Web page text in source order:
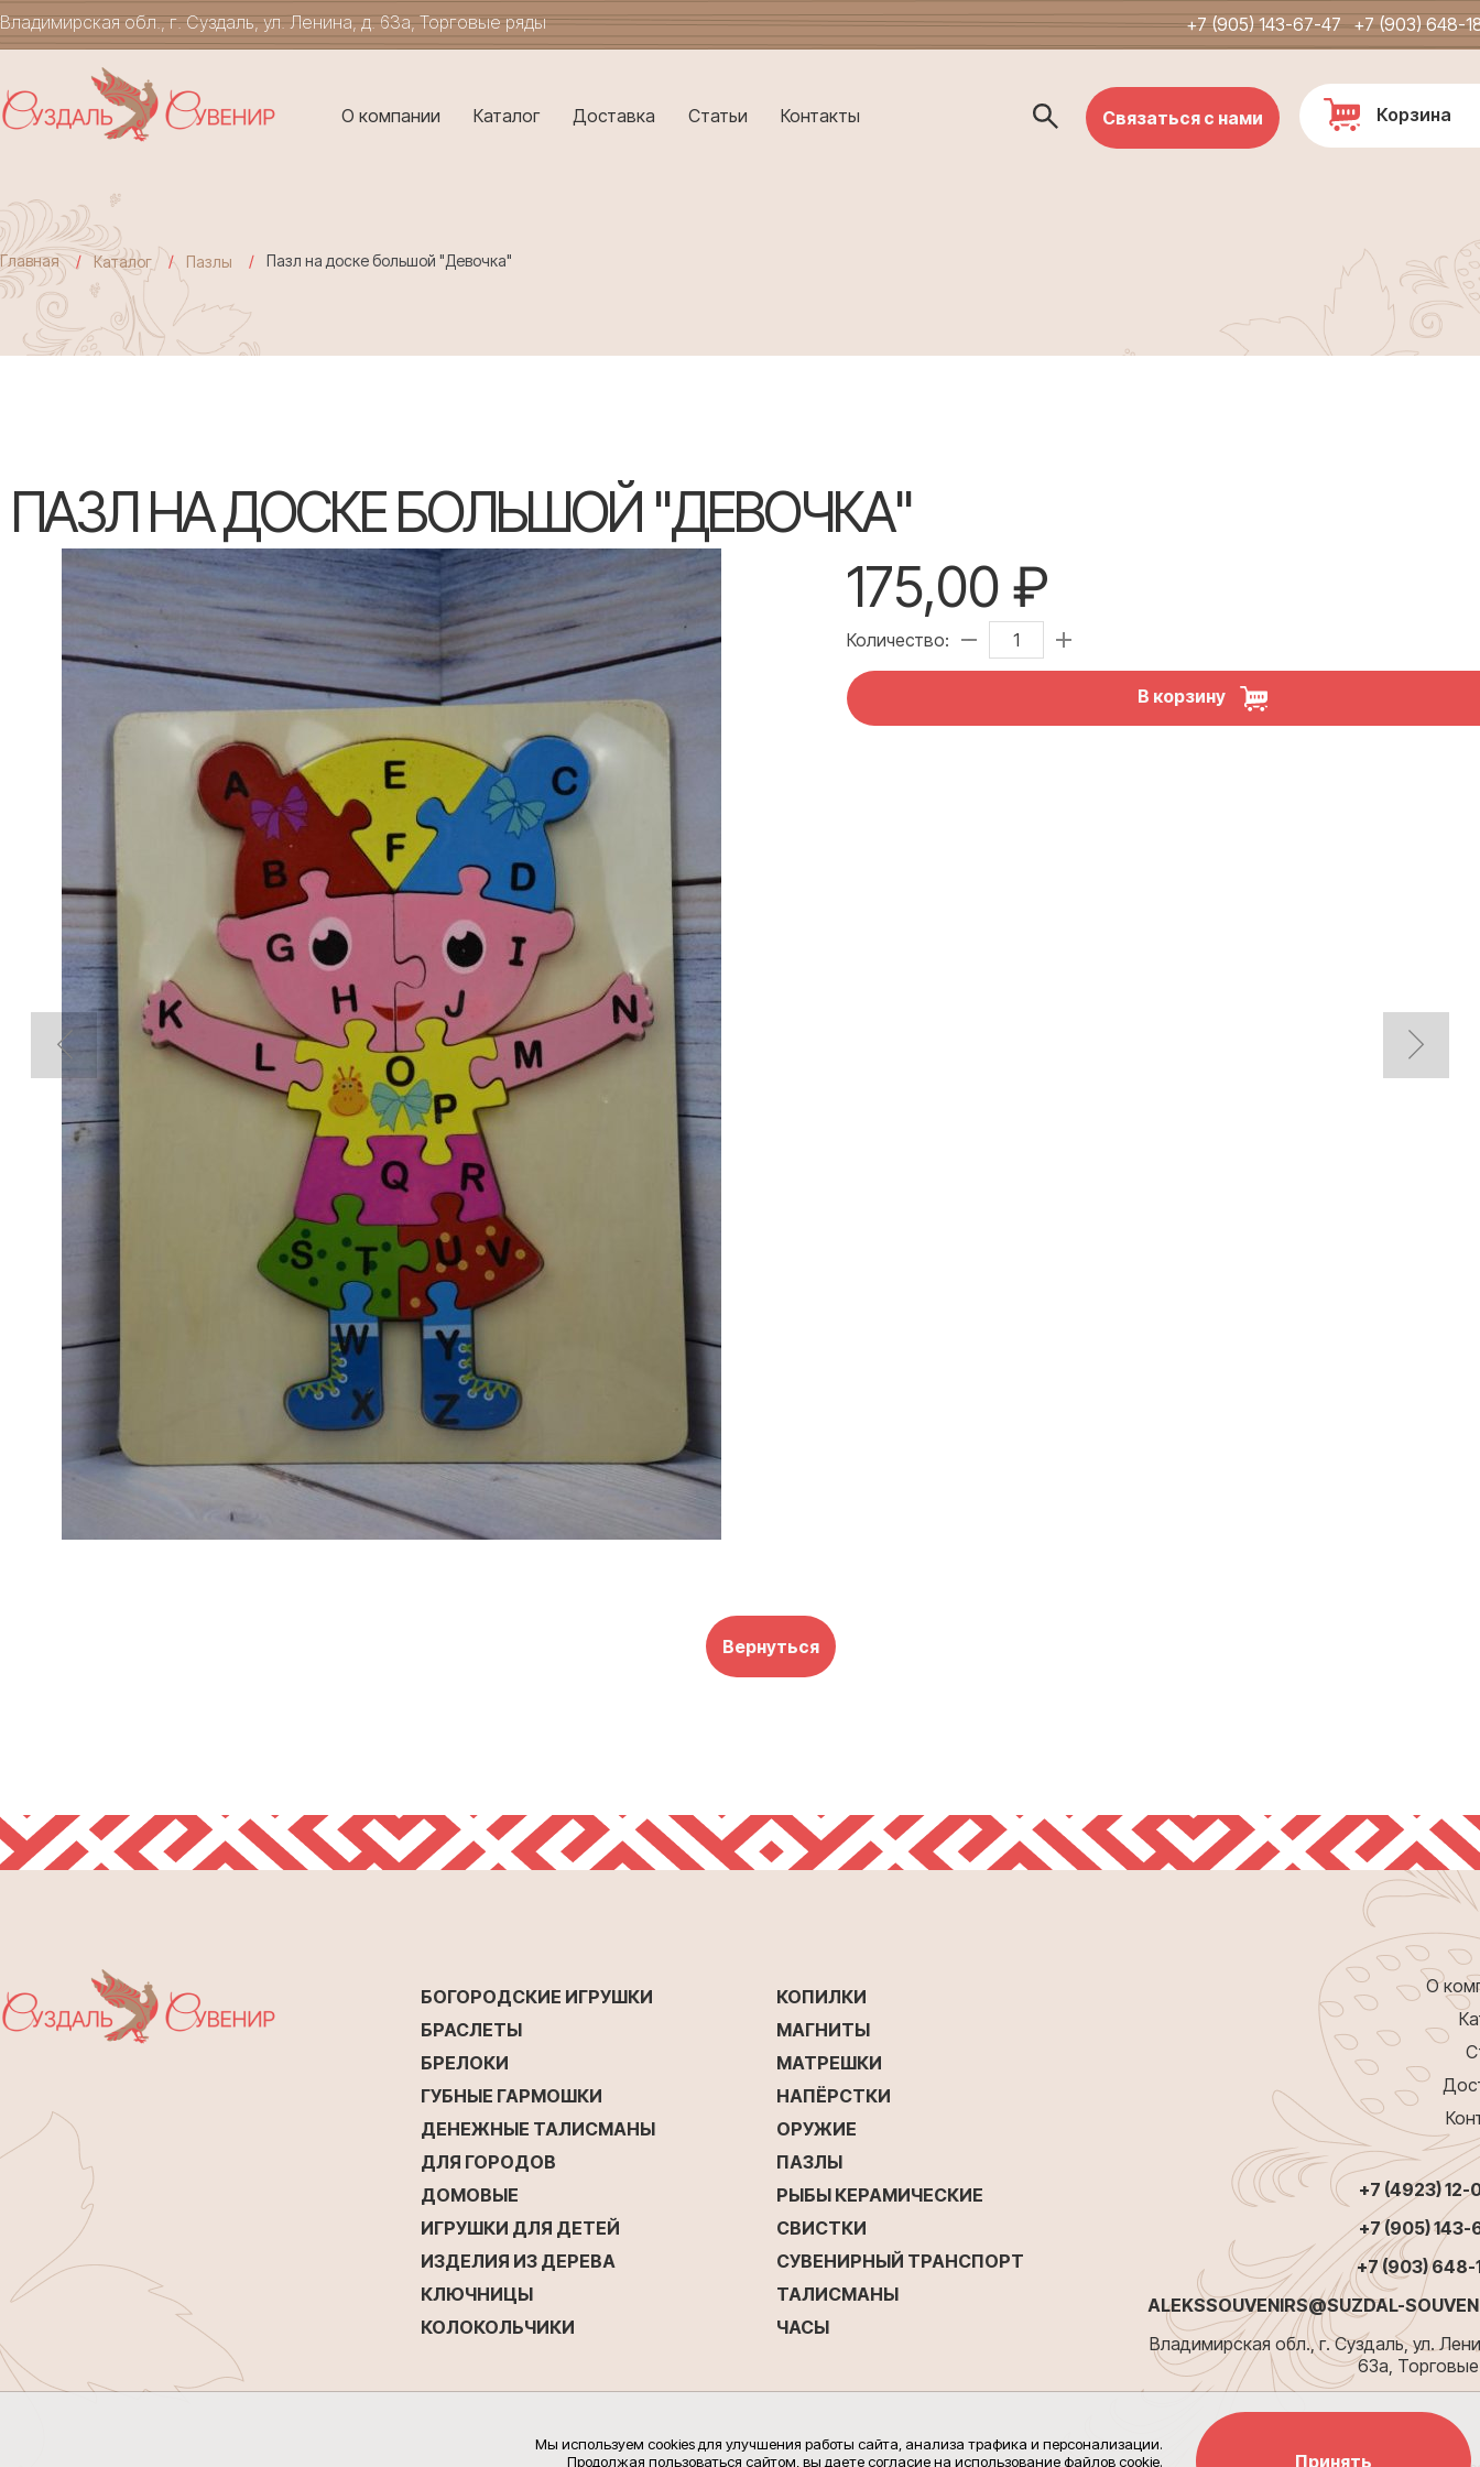
Мы используем cookies для улучшения работы сайта, анализа трафика и персонализации.
Продолжая пользоваться сайтом, вы даете согласие на использование файлов cookie.
Принять
Владимирская обл., г. Суздаль, ул. Ленина, д. 63а, Торговые ряды +7 (905) 143-67-47 +7 (903) 648-
Связаться с нами Корзина
О компании Каталог Доставка Статьи Контакты
Главная Каталог Пазлы Пазл на доске большой "Девочка"
ПАЗЛ НА ДОСКЕ БОЛЬШОЙ "ДЕВОЧКА"
175,00 ₽
Количество:
В корзину
Вернуться
БОГОРОДСКИЕ ИГРУШКИ
БРАСЛЕТЫ
БРЕЛОКИ
ГУБНЫЕ ГАРМОШКИ
ДЕНЕЖНЫЕ ТАЛИСМАНЫ
ДЛЯ ГОРОДОВ
ДОМОВЫЕ
ИГРУШКИ ДЛЯ ДЕТЕЙ
ИЗДЕЛИЯ ИЗ ДЕРЕВА
КЛЮЧНИЦЫ
КОЛОКОЛЬЧИКИ
КОПИЛКИ
МАГНИТЫ
МАТРЕШКИ
НАПЁРСТКИ
ОРУЖИЕ
ПАЗЛЫ
РЫБЫ КЕРАМИЧЕСКИЕ
СВИСТКИ
СУВЕНИРНЫЙ ТРАНСПОРТ
ТАЛИСМАНЫ
ЧАСЫ
О
+7 (4923)
+7 (905) 143-
+7 (903) 648-
ALEKSSOUVENIRS@SUZDAL-
Владимирская обл., г. Суздаль, ул.
63а,